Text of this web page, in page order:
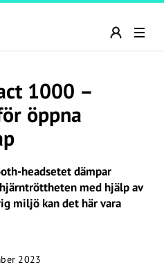
1000 –
öppna
headsetet dämpar
med hjälp av
miljö kan det här vara
2023